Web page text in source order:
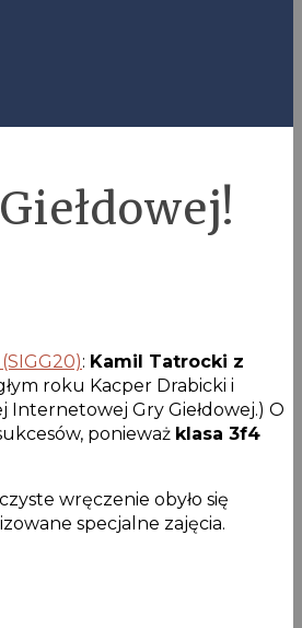
: Kamil Tatrocki z
roku Kacper Drabicki i
Internetowej Gry Giełdowej.) O
ponieważ klasa 3f4
wręczenie obyło się
specjalne zajęcia.